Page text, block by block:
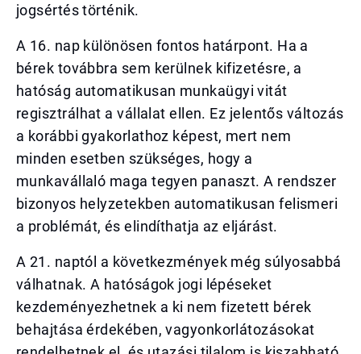
jogsértés történik.
A 16. nap különösen fontos határpont. Ha a
bérek továbbra sem kerülnek kifizetésre, a
hatóság automatikusan munkaügyi vitát
regisztrálhat a vállalat ellen. Ez jelentős változás
a korábbi gyakorlathoz képest, mert nem
minden esetben szükséges, hogy a
munkavállaló maga tegyen panaszt. A rendszer
bizonyos helyzetekben automatikusan felismeri
a problémát, és elindíthatja az eljárást.
A 21. naptól a következmények még súlyosabbá
válhatnak. A hatóságok jogi lépéseket
kezdeményezhetnek a ki nem fizetett bérek
behajtása érdekében, vagyonkorlátozásokat